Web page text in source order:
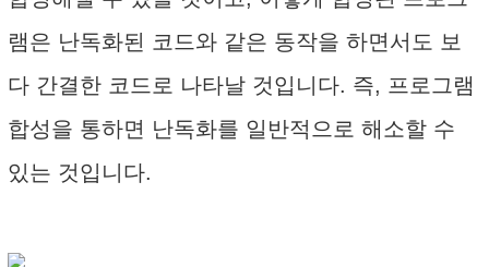
램은 난독화된 코드와 같은 동작을 하면서도 보
다 간결한 코드로 나타날 것입니다. 즉, 프로그램
합성을 통하면 난독화를 일반적으로 해소할 수
있는 것입니다.